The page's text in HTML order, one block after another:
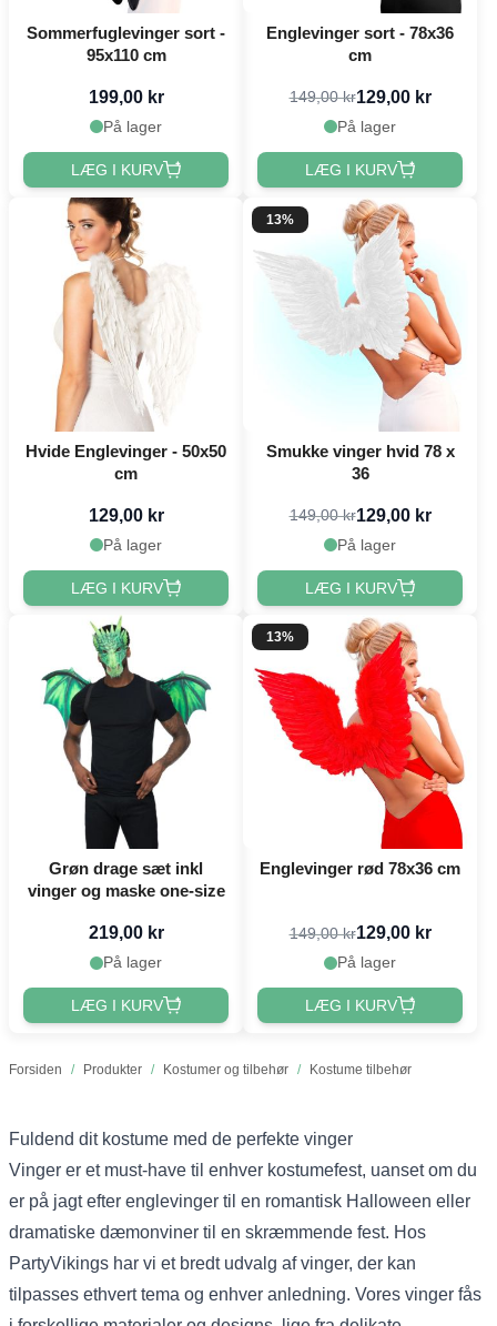
Forsiden / Produkter / Kostumer og tilbehør / Kostume tilbehør
Sommerfuglevinger sort -
95x110 cm
199,00 kr
På lager
LÆG I KURV
Englevinger sort - 78x36
cm
149,00 kr129,00 kr
På lager
LÆG I KURV
Hvide Englevinger - 50x50
cm
129,00 kr
På lager
LÆG I KURV
13%
Smukke vinger hvid 78 x
36
149,00 kr129,00 kr
På lager
LÆG I KURV
Grøn drage sæt inkl
vinger og maske one-size
219,00 kr
På lager
LÆG I KURV
13%
Englevinger rød 78x36 cm
149,00 kr129,00 kr
På lager
LÆG I KURV
Fuldend dit kostume med de perfekte vinger
Vinger er et must-have til enhver kostumefest, uanset om du
er på jagt efter englevinger til en romantisk Halloween eller
dramatiske dæmonviner til en skræmmende fest. Hos
PartyVikings har vi et bredt udvalg af vinger, der kan
tilpasses ethvert tema og enhver anledning. Vores vinger fås